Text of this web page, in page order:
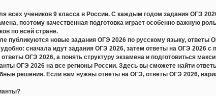
всех учеников 9 класса в России. С каждым годом задания ОГЭ
поэтому качественная подготовка играет особенно важную
по всей стране.
новые задания ОГЭ 2026 по русскому языку, ответы
сначала идут задания ОГЭ 2026, затем ответы на ОГЭ 2026 с
ОГЭ 2026, а понять структуру экзамена и подготовиться
ОГЭ 2026 на все регионы России. Здесь вы сможете найти
решения. Если вам нужны ответы на ОГЭ, ответы ОГЭ 2026,